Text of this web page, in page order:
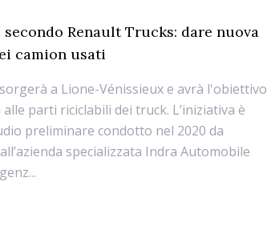
secondo Renault Trucks: dare nuova
camion usati
a Lione-Vénissieux e avrà l'obiettivo
parti riciclabili dei truck. L’iniziativa è
preliminare condotto nel 2020 da
specializzata Indra Automobile